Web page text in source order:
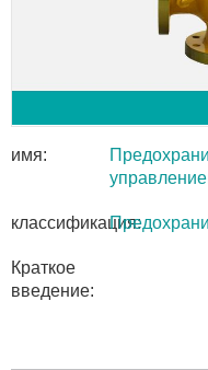
имя:
классификация:
Краткое
введение: